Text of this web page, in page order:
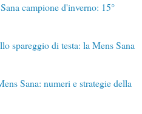
campione d'inverno: 15°
spareggio di testa: la Mens Sana
Sana: numeri e strategie della